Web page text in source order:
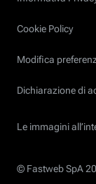
Cookie Policy
Modifica
Dichiarazione di
Le immagini
© Fastweb SpA